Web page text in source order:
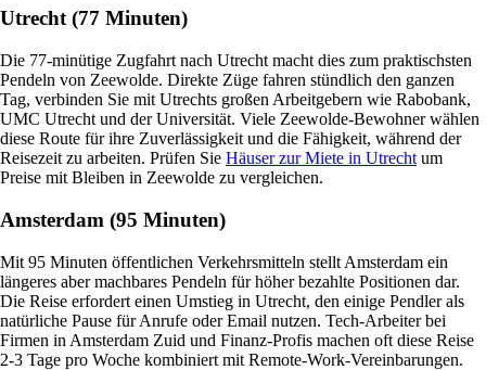
Utrecht (77 Minuten)
Die 77-minütige Zugfahrt nach Utrecht macht dies zum praktischsten
Pendeln von Zeewolde. Direkte Züge fahren stündlich den ganzen
Tag, verbinden Sie mit Utrechts großen Arbeitgebern wie Rabobank,
UMC Utrecht und der Universität. Viele Zeewolde-Bewohner wählen
diese Route für ihre Zuverlässigkeit und die Fähigkeit, während der
Reisezeit zu arbeiten. Prüfen Sie Häuser zur Miete in Utrecht um
Preise mit Bleiben in Zeewolde zu vergleichen.
Amsterdam (95 Minuten)
Mit 95 Minuten öffentlichen Verkehrsmitteln stellt Amsterdam ein
längeres aber machbares Pendeln für höher bezahlte Positionen dar.
Die Reise erfordert einen Umstieg in Utrecht, den einige Pendler als
natürliche Pause für Anrufe oder Email nutzen. Tech-Arbeiter bei
Firmen in Amsterdam Zuid und Finanz-Profis machen oft diese Reise
2-3 Tage pro Woche kombiniert mit Remote-Work-Vereinbarungen.